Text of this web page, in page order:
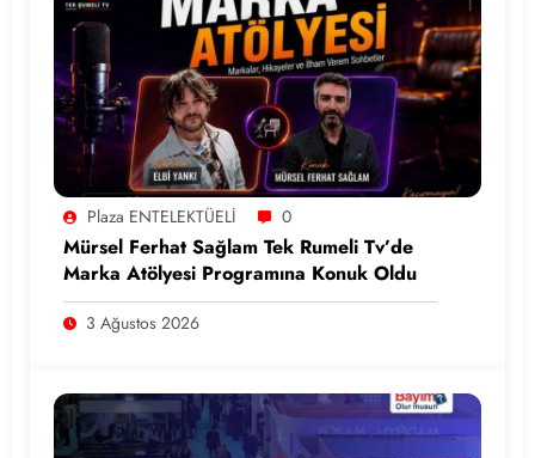
Plaza ENTELEKTÜELİ 0
Mürsel Ferhat Sağlam Tek Rumeli Tv’de
Marka Atölyesi Programına Konuk Oldu
3 Ağustos 2026